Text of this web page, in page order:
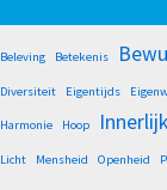
Beleving Betekenis
Diversiteit Eigentijds
Harmonie Hoop
Licht Mensheid Openheid